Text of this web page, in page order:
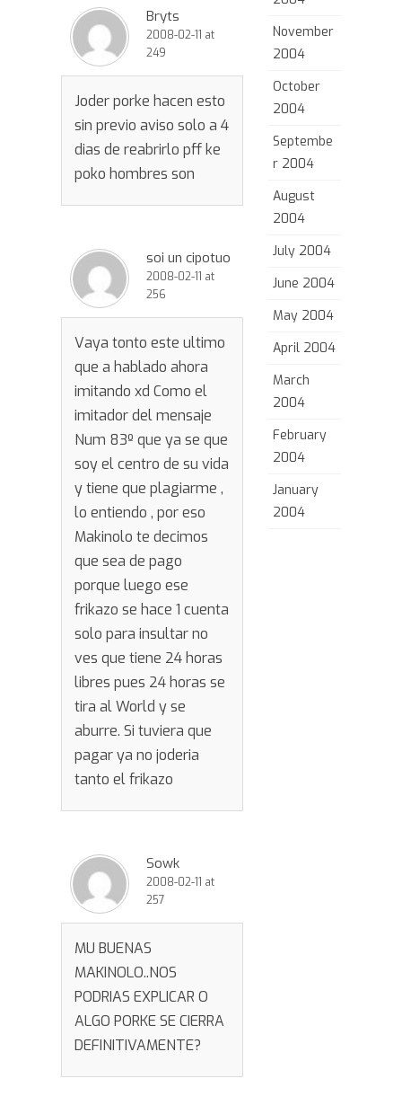
Bryts
2008-02-11 at
249
Joder porke hacen esto
sin previo aviso solo a 4
dias de reabrirlo pff ke
poko hombres son
soi un cipotuo
2008-02-11 at
256
Vaya tonto este ultimo
que a hablado ahora
imitando xd Como el
imitador del mensaje
Num 83º que ya se que
soy el centro de su vida
y tiene que plagiarme ,
lo entiendo , por eso
Makinolo te decimos
que sea de pago
porque luego ese
frikazo se hace 1 cuenta
solo para insultar no
ves que tiene 24 horas
libres pues 24 horas se
tira al World y se
aburre. Si tuviera que
pagar ya no joderia
tanto el frikazo
Sowk
2008-02-11 at
257
MU BUENAS
MAKINOLO..NOS
PODRIAS EXPLICAR O
ALGO PORKE SE CIERRA
DEFINITIVAMENTE?
November
2004
October
2004
Septembe
r 2004
August
2004
July 2004
June 2004
May 2004
April 2004
March
2004
February
2004
January
2004